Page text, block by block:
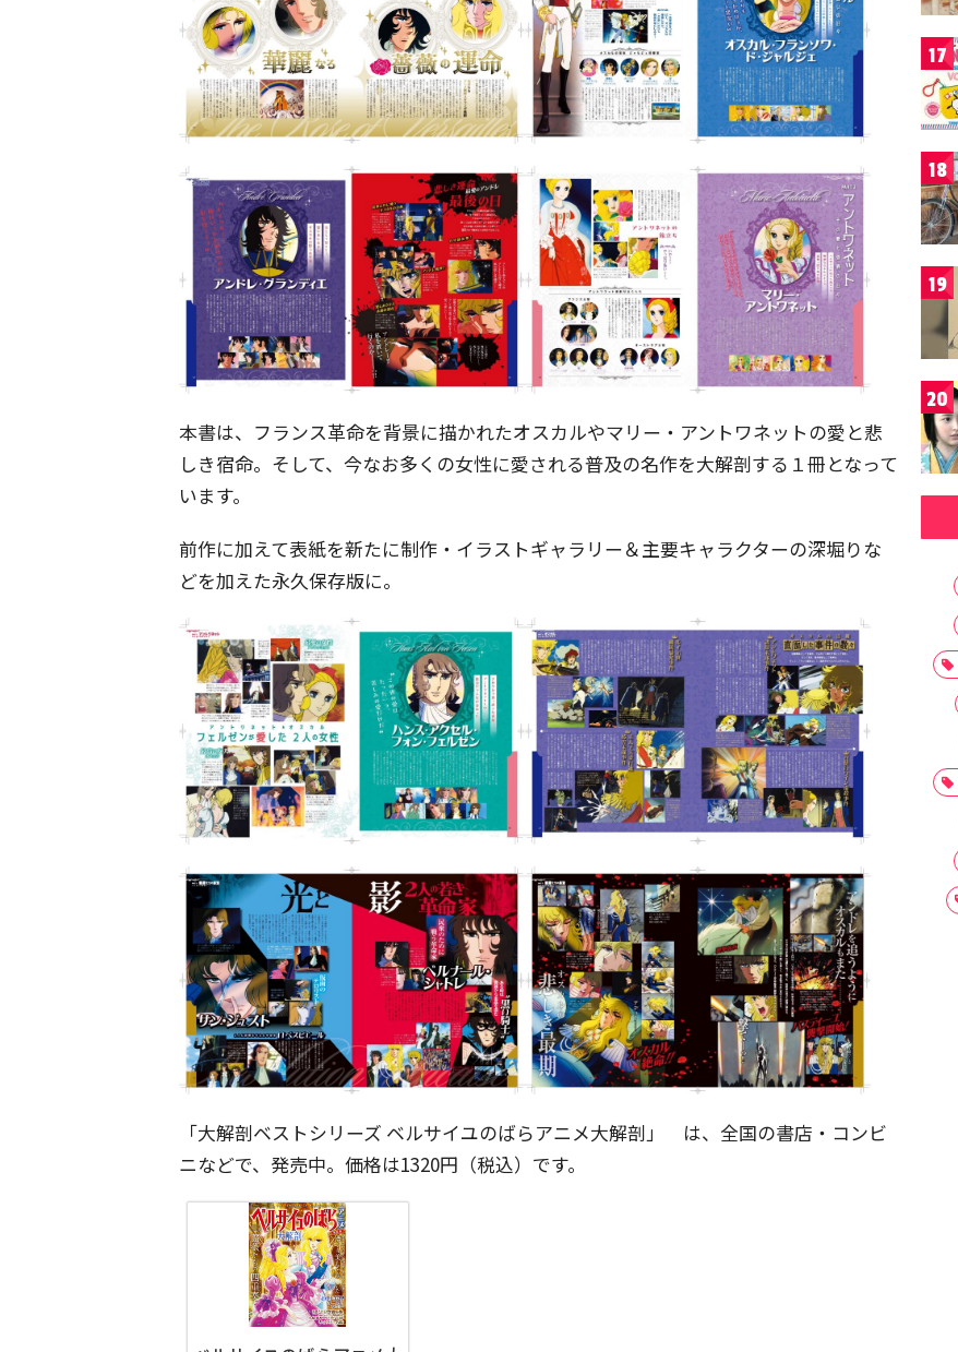
本書は、フランス革命を背景に描かれたオスカルやマリー・アントワネットの愛と悲
しき宿命。そして、今なお多くの女性に愛される普及の名作を大解剖する１冊となって
います。
前作に加えて表紙を新たに制作・イラストギャラリー＆主要キャラクターの深堀りな
どを加えた永久保存版に。
「大解剖ベストシリーズ ベルサイユのばらアニメ大解剖」 は、全国の書店・コンビ
ニなどで、発売中。価格は1320円（税込）です。
17
18
19
20